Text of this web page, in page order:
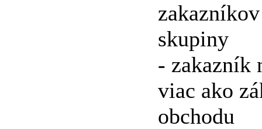
skupiny
- zakazník
viac ako
obchodu